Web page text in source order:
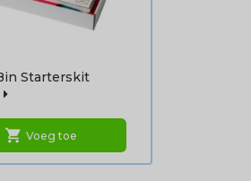
Starterskit
shopping_cart Voeg toe